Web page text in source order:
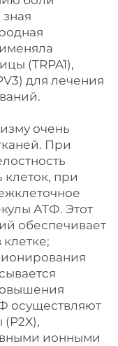
(TRPA1),
для лечения
очень
При
клеток, при
АТФ. Этот
обеспечивает
осуществляют
ионными